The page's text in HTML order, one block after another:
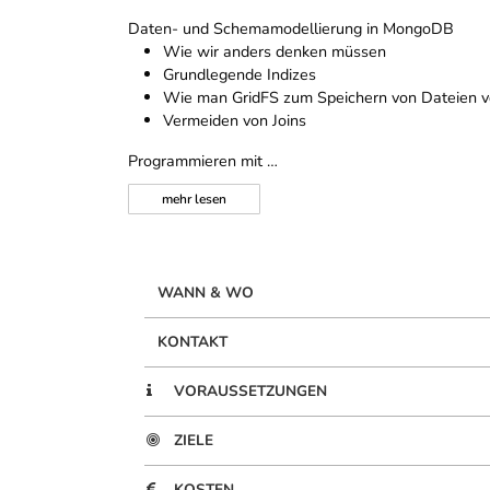
Daten- und Schemamodellierung in MongoDB
Wie wir anders denken müssen
Grundlegende Indizes
Wie man GridFS zum Speichern von Dateien
Vermeiden von Joins
Programmieren mit …
mehrlesen
WANN & WO
KONTAKT
VORAUSSETZUNGEN
ZIELE